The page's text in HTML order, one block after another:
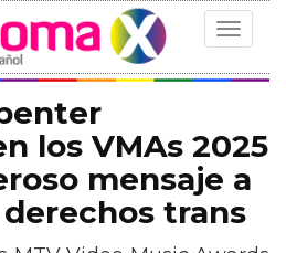
Toggle
los VMAs 2025
mensaje a
trans